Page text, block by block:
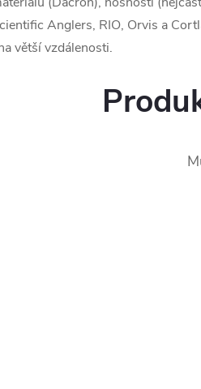
Anglers, RIO, Orvis a
větší vzdálenosti.